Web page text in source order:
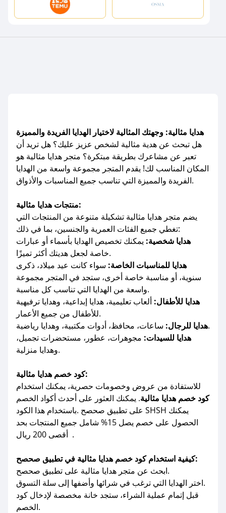
هدايا مثالية: وجهتك المثالية لاختيار الهدايا الفريدة والمميزة
هل تبحث عن هدية مثالية لشخص عزيز عليك؟ هل تريد أن
تعبر عن مشاعرك بطريقة مبتكرة؟ متجر هدايا مثالية هو
المكان المناسب لك! يقدم المتجر مجموعة واسعة من الهدايا
الفريدة والمميزة التي تناسب جميع المناسبات والأذواق.
منتجات هدايا مثالية:
يضم متجر هدايا مثالية تشكيلة متنوعة من المنتجات التي
تغطي جميع الفئات العمرية والجنسين، بما في ذلك:
هدايا شخصية: يمكنك تخصيص الهدايا بأسماء أو عبارات
خاصة لجعل هديتك أكثر تميزًا.
هدايا للمناسبات الخاصة: سواء كانت عيد ميلاد، ذكرى
سنوية، أو مناسبة خاصة أخرى، ستجد في المتجر مجموعة
واسعة من الهدايا التي تناسب كل مناسبة.
هدايا للأطفال: ألعاب تعليمية، هدايا إبداعية، وهدايا ترفيهية
للأطفال من جميع الأعمار.
هدايا للرجال:ساعات، محافظ، أدوات مكتبية، وهدايا رياضية.
هدايا للسيدات: مجوهرات، عطور، مستحضرات تجميل،
وهدايا منزلية.
كود خصم هدايا مثالية:
للاستفادة من عروض وخصومات حصرية، يمكنك استخدام
كود خصم هدايا مثالية. يمكنك العثور على أحدث أكواد الخصم
على تطبيق صحصح .باستخدام هذا الكود SHSH يمكنك
الحصول على خصم يصل 15% شامل جميع المنتجات بحد
أقصى 200 ريال .
كيفية استخدام كود خصم هدايا مثالية في تطبيق صحصح:
ابحث عن متجر هدايا مثالية على تطبيق صحصح.
اختر الهدايا التي ترغب في شرائها وأضفها إلى سلة التسوق.
قبل إتمام عملية الشراء، ستجد خانة مخصصة لإدخال كود
الخصم.